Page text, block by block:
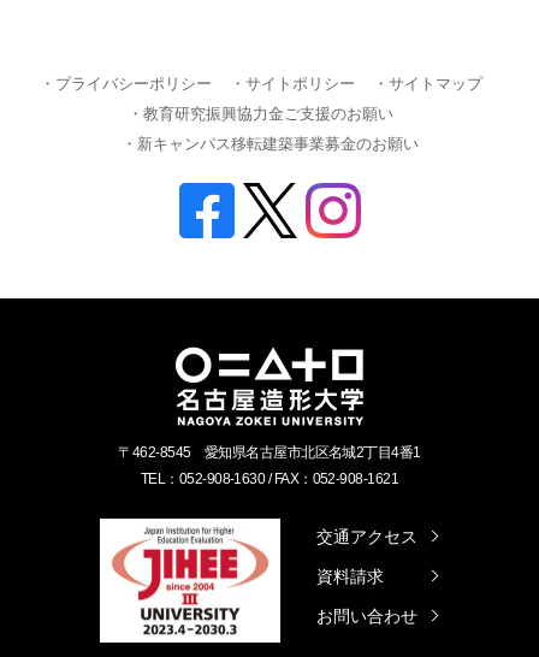
・プライバシーポリシー ・サイトポリシー
・サイトマップ
・教育研究振興協力金ご支援のお願い
・新キャンパス移転建築事業募金のお願い
〒462-8545 愛知県名古屋市北区名城2丁目4番1
TEL：052-908-1630 / FAX：052-908-1621
交通アクセス
資料請求
お問い合わせ